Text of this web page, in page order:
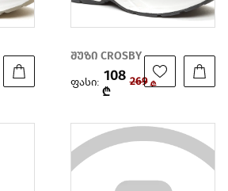
შუზი CROSBY
ფასი: 108
₾
269 ₾